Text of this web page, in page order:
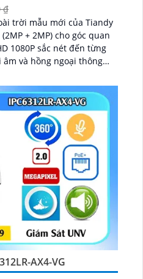
₫
trời mẫu mới của Tiandy
+ 2MP) cho góc quan
1080P sắc nét đến từng
AX4-VG